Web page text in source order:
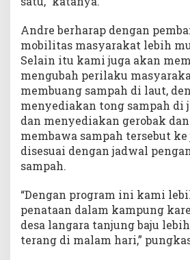
Andre berharap dengan
mobilitas masyarakat lebih
Selain itu kami juga akan
mengubah perilaku
membuang sampah di laut,
menyediakan tong sampah di
dan menyediakan gerobak
membawa sampah tersebut
disesuai dengan jadwal
sampah.
“Dengan program ini kami
penataan dalam kampung
desa langara tanjung baju
terang di malam hari,”